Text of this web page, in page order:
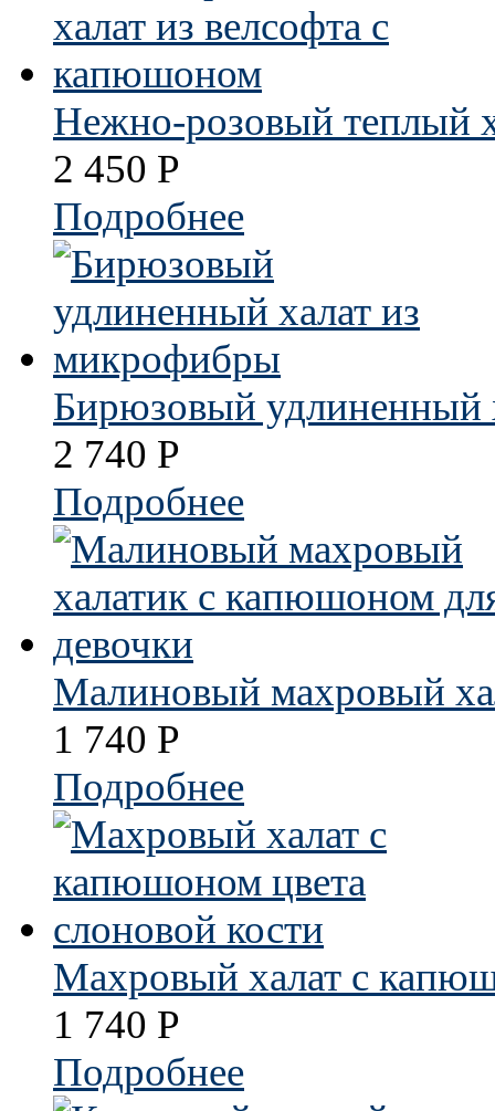
Нежно-розовый теплый
2 450 Р
Подробнее
Бирюзовый удлиненный
2 740 Р
Подробнее
Малиновый махровый
1 740 Р
Подробнее
Махровый халат с
1 740 Р
Подробнее